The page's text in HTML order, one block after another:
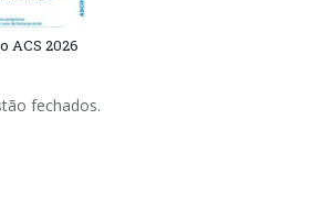
ACS 2026
fechados.